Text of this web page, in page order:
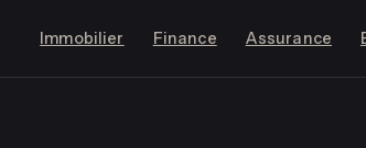
Immobilier Finance Assurance